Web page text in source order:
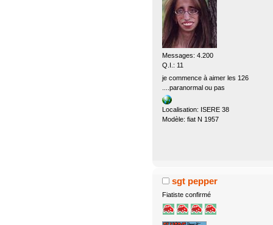
Messages: 4.200
Q.I.: 11
je commence à aimer les 126
....paranormal ou pas
Localisation: ISERE 38
Modèle: fiat N 1957
sgt pepper
Fiatiste confirmé